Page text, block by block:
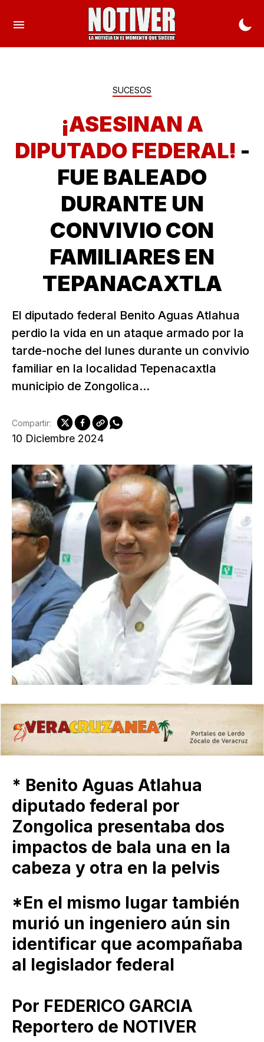
SUCESOS
¡ASESINAN A
DIPUTADO FEDERAL! -
FUE BALEADO
DURANTE UN
CONVIVIO CON
FAMILIARES EN
TEPANACAXTLA
El diputado federal Benito Aguas Atlahua
perdio la vida en un ataque armado por la
tarde-noche del lunes durante un convivio
familiar en la localidad Tepenacaxtla
municipio de Zongolica...
10 Diciembre 2024
Compartir:
* Benito Aguas Atlahua
diputado federal por
Zongolica presentaba dos
impactos de bala una en la
cabeza y otra en la pelvis
*En el mismo lugar también
murió un ingeniero aún sin
identificar que acompañaba
al legislador federal
Por FEDERICO GARCIA
Reportero de NOTIVER